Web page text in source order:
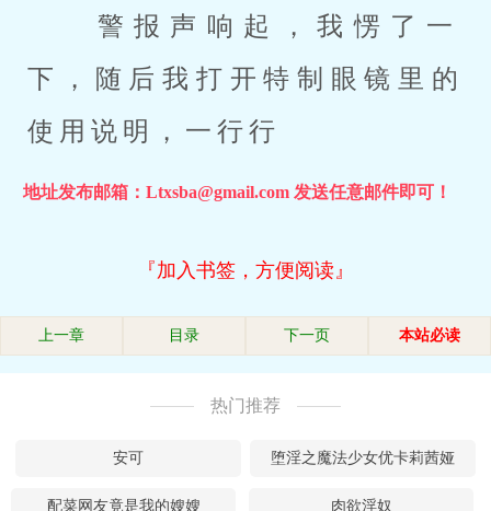
下，随后我打开特制眼镜里的
使用说明，一行行
地址发布邮箱：Ltxsba@gmail.com 发送任意邮件即可！
『加入书签，方便阅读』
上一章 目录 下一页 本站必读
热门推荐
安可 堕淫之魔法少女优卡莉茜娅
配菜网友竟是我的嫂嫂 肉欲淫奴